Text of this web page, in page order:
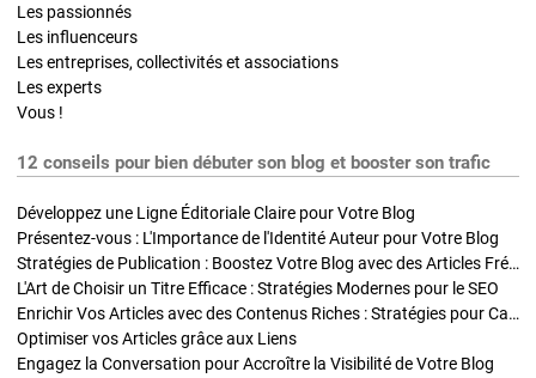
Les passionnés
Les influenceurs
Les entreprises, collectivités et associations
Les experts
Vous !
12 conseils pour bien débuter son blog et booster son trafic
Développez une Ligne Éditoriale Claire pour Votre Blog
Présentez-vous : L'Importance de l'Identité Auteur pour Votre Blog
Stratégies de Publication : Boostez Votre Blog avec des Articles Fréquents et Exclusifs
L'Art de Choisir un Titre Efficace : Stratégies Modernes pour le SEO
Enrichir Vos Articles avec des Contenus Riches : Stratégies pour Captiver et Optimiser
Optimiser vos Articles grâce aux Liens
Engagez la Conversation pour Accroître la Visibilité de Votre Blog